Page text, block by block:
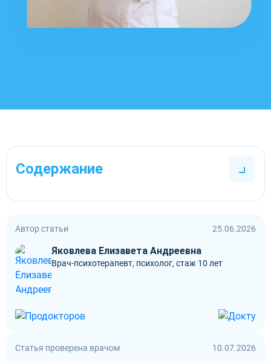
Содержание
Автор статьи 25.06.2026
Яковлева Елизавета Андреевна
Врач-психотерапевт, психолог, стаж 10 лет
Статья проверена врачом 10.07.2026